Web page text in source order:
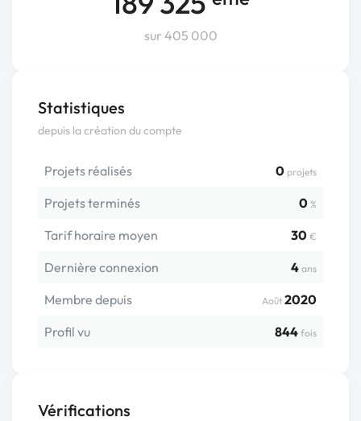
sur 405 000
Statistiques
depuis la création du compte
Projets réalisés 0 projets
Projets terminés 0 %
Tarif horaire moyen 30 €
Dernière connexion 4 ans
Membre depuis Août 2020
Profil vu
844 fois
Vérifications